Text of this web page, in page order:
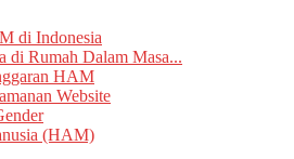
di Indonesia
di Rumah Dalam Masa...
HAM
Website
(HAM)